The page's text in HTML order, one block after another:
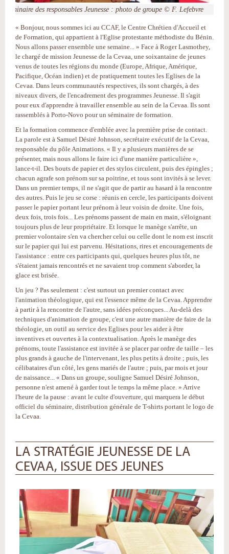
Séminaire des responsables Jeunesse : photo de groupe © F. Lefebvre
« Bonjour, nous sommes ici au CCAF, le Centre Chrétien d'Accueil et
de Formation, qui appartient à l'Eglise protestante méthodiste du Bénin.
Nous allons passer ensemble une semaine... » Face à Roger Lasmothey,
le chargé de mission Jeunesse de la Cevaa, une soixantaine de jeunes
venus de toutes les régions du monde (Europe, Afrique, Amérique,
Pacifique, Océan indien) et de pratiquement toutes les Eglises de la
Cevaa. Dans leurs communautés respectives, ils sont chargés, à des
niveaux divers, de l'encadrement des programmes Jeunesse. Il s'agit
pour eux d'apprendre à travailler ensemble au sein de la Cevaa. Ils sont
rassemblés à Porto-Novo pour un séminaire de formation.
Et la formation commence d'emblée avec la première prise de contact.
La parole est à Samuel Désiré Johnson, secrétaire exécutif de la Cevaa,
responsable du pôle Animations. « Il y a plusieurs manières de se
présenter, mais nous allons le faire ici d'une manière particulière »,
lance-t-il. Des bouts de papier et des stylos circulent, puis des épingles ;
chacun agrafe son prénom sur sa poitrine, et tous sont invités à se lever.
Dans un premier temps, il ne s'agit que de partir au hasard à la rencontre
des autres. Puis le jeu se corse : réunis en cercle, les participants doivent
passer le papier portant leur prénom à leur voisin de droite. Une fois,
deux fois, trois fois... Les prénoms passent de main en main, s'éloignant
toujours plus de leur propriétaire. Et lorsque le manège s'arrête, un
premier volontaire s'en va chercher celui ou celle dont le nom est inscrit
sur le papier qui lui est parvenu. Hésitations, rires et encouragements de
l'assistance : entre ces participants qui, quelques heures plus tôt, ne
s'étaient jamais rencontrés et ne savaient trop comment s'aborder, la
glace est brisée.
Un jeu ? Pas seulement : c'est surtout un premier contact avec
l'animation théologique, qui est l'essence même de la Cevaa. Apprendre
à partir à la rencontre de l'autre, sans idées préconçues... Au-delà des
techniques d'animation de groupe, c'est une autre manière de faire de la
théologie, un outil au service des Eglises pour les aider à être
inventives et ouvertes à la contextualisation. Après le manège des
prénoms, toute l'assistance est invitée à se placer par ordre de taille – les
plus grands à gauche de l'intervenant, les plus petits à droite ; puis, les
célibataires d'un côté, les gens mariés de l'autre ; puis, par mois et jour
de naissance... « Dans un groupe, souligne Samuel Désiré Johnson,
personne n'est amené à garder tout le temps la même place. » Arrive
l'heure de la pause : avant le culte d'ouverture, qui marquera le début
officiel du séminaire, distribution générale de T-shirts portant le logo de
la Cevaa.
LA STRATÉGIE JEUNESSE DE LA
CEVAA, ISSUE DES JEUNES